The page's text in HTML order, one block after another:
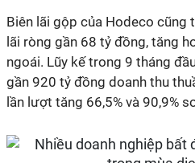
Biên lãi gộp của Hodeco cũng
lãi ròng gần 68 tỷ đồng, tăng
ngoái. Lũy kế trong 9 tháng
gần 920 tỷ đồng doanh thu
lần lượt tăng 66,5% và 90,9%